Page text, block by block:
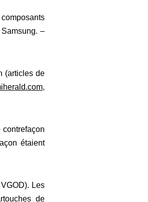
–
(articles de
étaient
Les
de